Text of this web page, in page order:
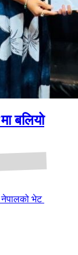
बलियो
नेपालको भेट